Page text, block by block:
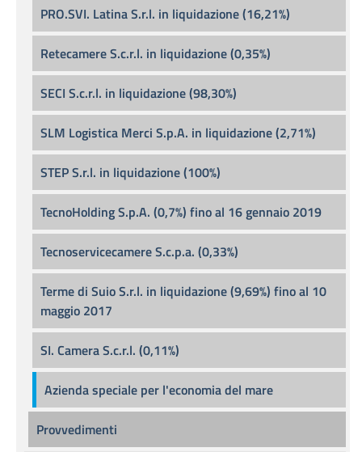
PRO.SVI. Latina S.r.l. in liquidazione (16,21%)
Retecamere S.c.r.l. in liquidazione (0,35%)
SECI S.c.r.l. in liquidazione (98,30%)
SLM Logistica Merci S.p.A. in liquidazione (2,71%)
STEP S.r.l. in liquidazione (100%)
TecnoHolding S.p.A. (0,7%) fino al 16 gennaio 2019
Tecnoservicecamere S.c.p.a. (0,33%)
Terme di Suio S.r.l. in liquidazione (9,69%) fino al 10
maggio 2017
SI. Camera S.c.r.l. (0,11%)
Azienda speciale per l'economia del mare
Provvedimenti